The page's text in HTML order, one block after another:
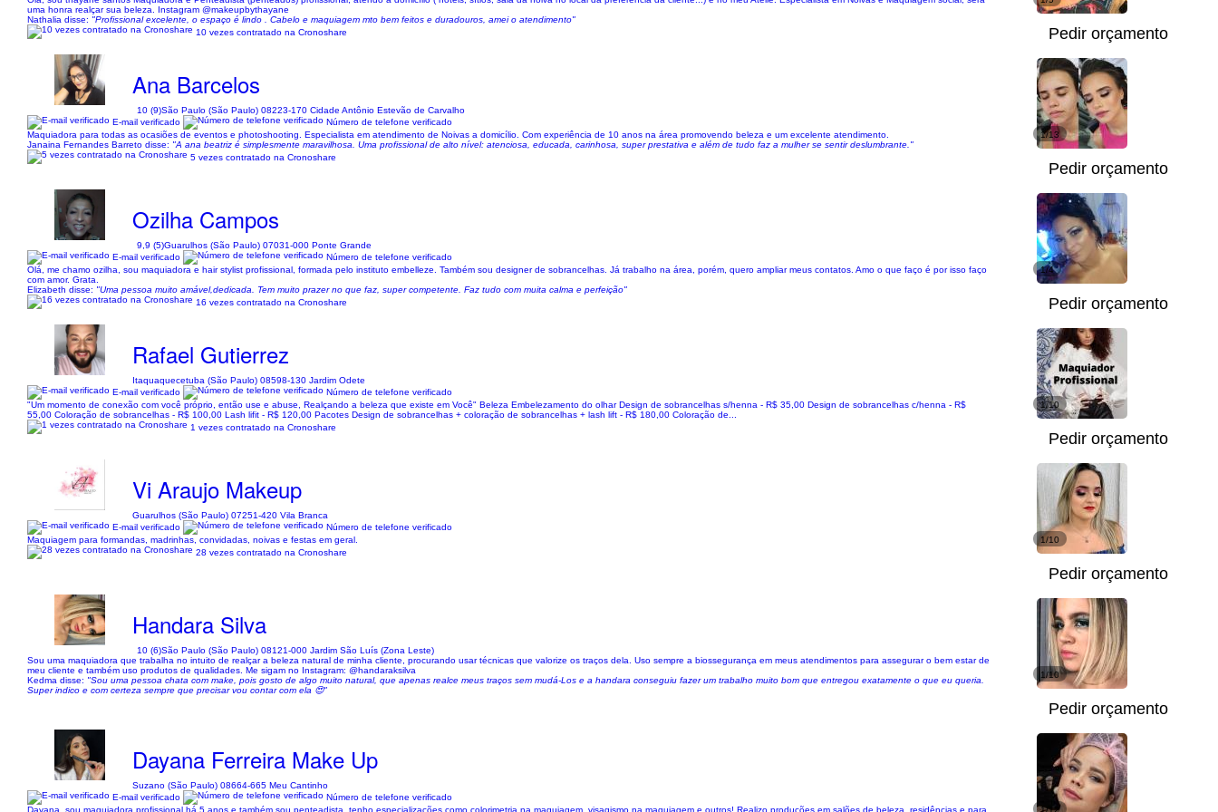
uma honra realçar sua beleza. Instagram @makeupbythayane
Nathalia disse: "Profissional excelente, o espaço é lindo . Cabelo e maquiagem mto bem feitos e duradouros, amei o atendimento"
10 vezes contratado na Cronoshare
Pedir orçamento
Ana Barcelos
10 (9)São Paulo (São Paulo) 08223-170 Cidade Antônio Estevão de Carvalho
E-mail verificado
Número de telefone verificado
Maquiadora para todas as ocasiões de eventos e photoshooting. Especialista em atendimento de Noivas a domicílio. Com experiência de 10 anos na área promovendo beleza e um excelente atendimento.
Janaina Fernandes Barreto disse: "A ana beatriz é simplesmente maravilhosa. Uma profissional de alto nível: atenciosa, educada, carinhosa, super prestativa e além de tudo faz a mulher se sentir deslumbrante."
5 vezes contratado na Cronoshare
1/13
Pedir orçamento
Ozilha Campos
9,9 (5)Guarulhos (São Paulo) 07031-000 Ponte Grande
E-mail verificado
Número de telefone verificado
Olá, me chamo ozilha, sou maquiadora e hair stylist profissional, formada pelo instituto embelleze. Também sou designer de sobrancelhas. Já trabalho na área, porém, quero ampliar meus contatos. Amo o que faço é por isso faço
com amor. Grata.
Elizabeth disse: "Uma pessoa muito amável,dedicada. Tem muito prazer no que faz, super competente. Faz tudo com muita calma e perfeição"
16 vezes contratado na Cronoshare
1/4
Pedir orçamento
Rafael Gutierrez
Itaquaquecetuba (São Paulo) 08598-130 Jardim Odete
E-mail verificado
Número de telefone verificado
"Um momento de conexão com você próprio, então use e abuse, Realçando a beleza que existe em Você" Beleza Embelezamento do olhar Design de sobrancelhas s/henna - R$ 35,00 Design de sobrancelhas c/henna - R$
55,00 Coloração de sobrancelhas - R$ 100,00 Lash lifit - R$ 120,00 Pacotes Design de sobrancelhas + coloração de sobrancelhas + lash lift - R$ 180,00 Coloração de...
1 vezes contratado na Cronoshare
1/10
Pedir orçamento
Vi Araujo Makeup
Guarulhos (São Paulo) 07251-420 Vila Branca
E-mail verificado
Número de telefone verificado
Maquiagem para formandas, madrinhas, convidadas, noivas e festas em geral.
28 vezes contratado na Cronoshare
1/10
Pedir orçamento
Handara Silva
10 (6)São Paulo (São Paulo) 08121-000 Jardim São Luís (Zona Leste)
Sou uma maquiadora que trabalha no intuito de realçar a beleza natural de minha cliente, procurando usar técnicas que valorize os traços dela. Uso sempre a biossegurança em meus atendimentos para assegurar o bem estar de
meu cliente e também uso produtos de qualidades. Me sigam no Instagram: @handaraksilva
Kedma disse: "Sou uma pessoa chata com make, pois gosto de algo muito natural, que apenas realce meus traços sem mudá-Los e a handara conseguiu fazer um trabalho muito bom que entregou exatamente o que eu queria.
Super indico e com certeza sempre que precisar vou contar com ela 😍"
1/10
Pedir orçamento
Dayana Ferreira Make Up
Suzano (São Paulo) 08664-665 Meu Cantinho
E-mail verificado
Número de telefone verificado
Dayana, sou maquiadora profissional há 5 anos e também sou penteadista, tenho especializações como colorimetria na maquiagem, visagismo na maquiagem e outros! Realizo produções em salões de beleza, residências e para
1/12